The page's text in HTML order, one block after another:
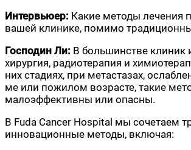
Интер­вью­ер: Какие мето­ды лече­ния
вашей кли­ни­ке, поми­мо
Гос­по­дин Ли: В боль­шин­стве кли­ник
хирур­гия, радио­те­ра­пия и
них ста­ди­ях, при мета­ста­зах,
ме или пожи­лом воз­расте, такие
мало­эф­фек­тив­ны или опасны.
В Fuda Cancer Hospital мы соче­та­ем
инно­ва­ци­он­ные мето­ды, включая: